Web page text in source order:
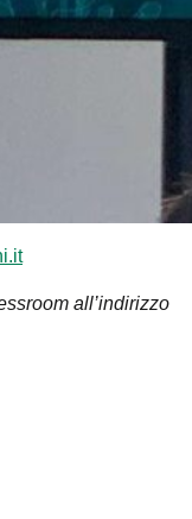
all’indirizzo